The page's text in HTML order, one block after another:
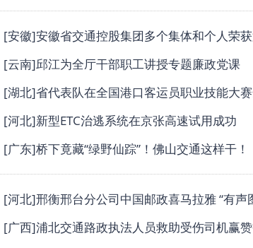
[安徽]安徽省交通控股集团多个集体和个人荣
[云南]邱江为全厅干部职工讲授专题廉政党课
[湖北]省代表队在全国港口客运员职业技能大
[河北]新型ETC治逃系统在京张高速试用成功
[广东]桥下竟藏“绿野仙踪”！佛山交通这样干！
[河北]邢衡邢台分公司中国邮政喜马拉雅 “有声
[广西]浦北交通路政执法人员救助受伤司机赢